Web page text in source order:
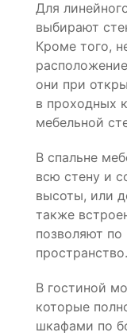
Для
выбирают
Кроме того,
они при
в проходных
мебельной
В спальне
всю стену и
высоты, или
также
позволяют
пространство.
В гостиной
которые
шкафами по